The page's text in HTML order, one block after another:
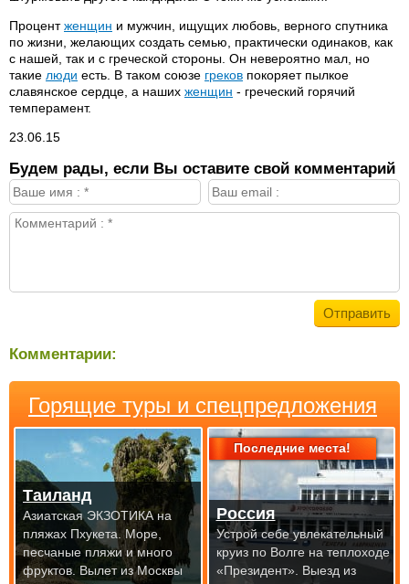
Процентженщин и мужчин, ищущих любовь, верного спутника
по жизни, желающих создать семью, практически одинаков, как
с нашей, так и с греческой стороны. Он невероятно мал, но
такие люди есть. В таком союзе греков покоряет пылкое
славянское сердце, а наших женщин - греческий горячий
темперамент.
23.06.15
Будем рады, если Вы оставите свой комментарий
Комментарии:
Горящие туры и спецпредложения
Таиланд
Азиатская ЭКЗОТИКА на
пляжах Пхукета. Море,
песчаные пляжи и много
фруктов. Вылет из Москвы
Последние места!
Россия
Устрой себе увлекательный
круиз по Волге на теплоходе
«Президент». Выезд из